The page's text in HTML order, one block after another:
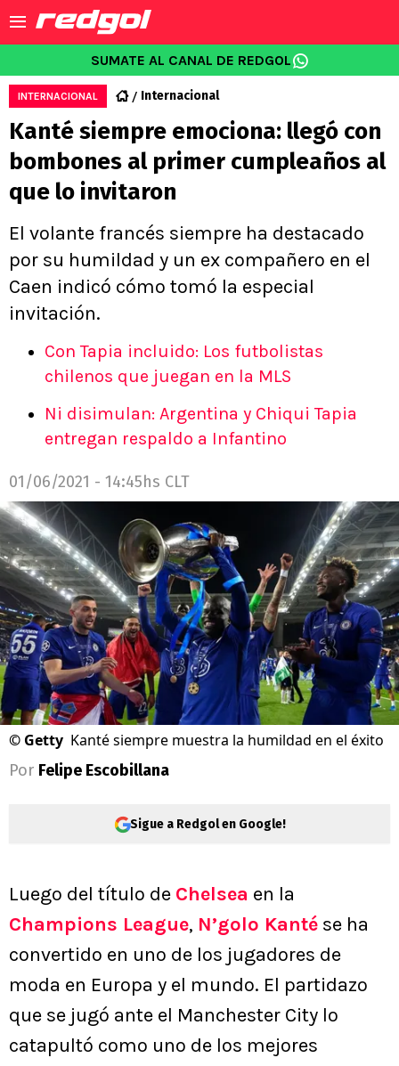
SUMATE AL CANAL DE REDGOL
INTERNACIONAL Internacional
Kanté siempre emociona: llegó con
bombones al primer cumpleaños al
que lo invitaron
El volante francés siempre ha destacado
por su humildad y un ex compañero en el
Caen indicó cómo tomó la especial
invitación.
Con Tapia incluido: Los futbolistas
chilenos que juegan en la MLS
Ni disimulan: Argentina y Chiqui Tapia
entregan respaldo a Infantino
01/06/2021 - 14:45hs CLT
© Getty Kanté siempre muestra la humildad en el éxito
Por Felipe Escobillana
Sigue a Redgol en Google!
Luego del título de Chelsea en la
Champions League, N’golo Kanté se ha
convertido en uno de los jugadores de
moda en Europa y el mundo. El partidazo
que se jugó ante el Manchester City lo
catapultó como uno de los mejores